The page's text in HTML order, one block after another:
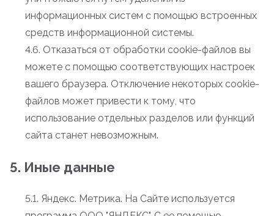
информационных систем с помощью встроенных
средств информационной системы.
4.6. Отказаться от обработки cookie-файлов вы
можете с помощью соответствующих настроек
вашего браузера. Отключение некоторых cookie-
файлов может привести к тому, что
использование отдельных разделов или функций
сайта станет невозможным.
5. Иные данные
5.1. Яндекс. Метрика. На Сайте используется